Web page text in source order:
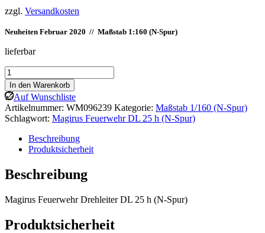
zzgl. Versandkosten
Neuheiten Februar 2020 // Maßstab 1:160 (N-Spur)
lieferbar
Wiking:
Magirus
Feuerwehr
DL
25
h
Menge
In den Warenkorb
Auf Wunschliste
Artikelnummer: WM096239 Kategorie: Maßstab 1/160 (N-Spur)
Schlagwort: Magirus Feuerwehr DL 25 h (N-Spur)
Beschreibung
Produktsicherheit
Beschreibung
Magirus Feuerwehr Drehleiter DL 25 h (N-Spur)
Produktsicherheit